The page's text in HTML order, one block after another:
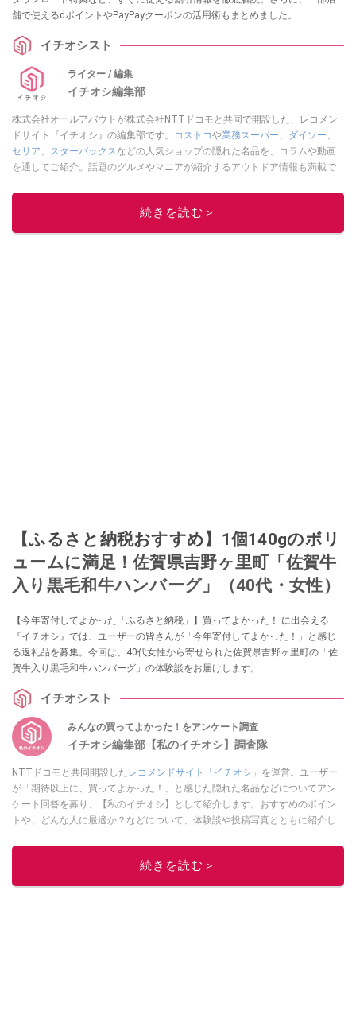
舗で使えるdポイントやPayPayクーポンの活用術もまとめました。
イチオシスト
ライター / 編集
イチオシ編集部
株式会社オールアバウトが株式会社NTTドコモと共同で開設した、レコメン
ドサイト『イチオシ』の編集部です。
コストコや業務スーパー、 ダイソー、
セリア、 スターバックスなどの人気ショップの隠れた名品を、コラムや動画
を通してご紹介。話題のグルメやマニアが紹介するアウトドア情報も満載で
レビューしています。毎日トレンド情報をお届けしているので、ぜひ
してください！続きを読む＞
【ふるさと納税おすすめ】1個140gのボリ
ュームに満足！佐賀県吉野ヶ里町「佐賀牛
入り黒毛和牛ハンバーグ」（40代・女性）
【今年寄付してよかった「ふるさと納税」】買ってよかった！ に出会える
『イチオシ』では、ユーザーの皆さんが「今年寄付してよかった！」と感じ
る返礼品を募集。今回は、40代女性から寄せられた佐賀県吉野ヶ里町の「佐
賀牛入り黒毛和牛ハンバーグ」の体験談をお届けします。
イチオシスト
みんなの買ってよかった！をアンケート調査
イチオシ編集部【私のイチオシ】調査隊
NTTドコモと共同開設した レコメンドサイト「イチオシ」 を運営。ユーザー
が「期待以上に、買ってよかった！」と感じた隠れた名品などについてアン
ケート回答を募り、【私のイチオシ】として紹介します。おすすめのポイン
トや、どんな人に最適か？などについて、体験談や投稿写真とともに紹介し
このイチオシストの他の記事を読む
続きを読む＞